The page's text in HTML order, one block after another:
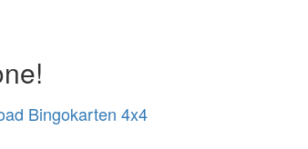
Bingokarten 4x4